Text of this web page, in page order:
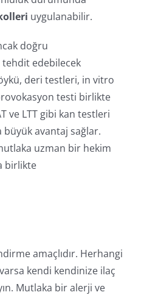
uygulanabilir.
doğru
edebilecek
deri testleri, in vitro
testi birlikte
ve LTT gibi kan testleri
avantaj sağlar.
uzman bir hekim
birlikte
amaçlıdır. Herhangi
kendi kendinize ilaç
Mutlaka bir alerji ve